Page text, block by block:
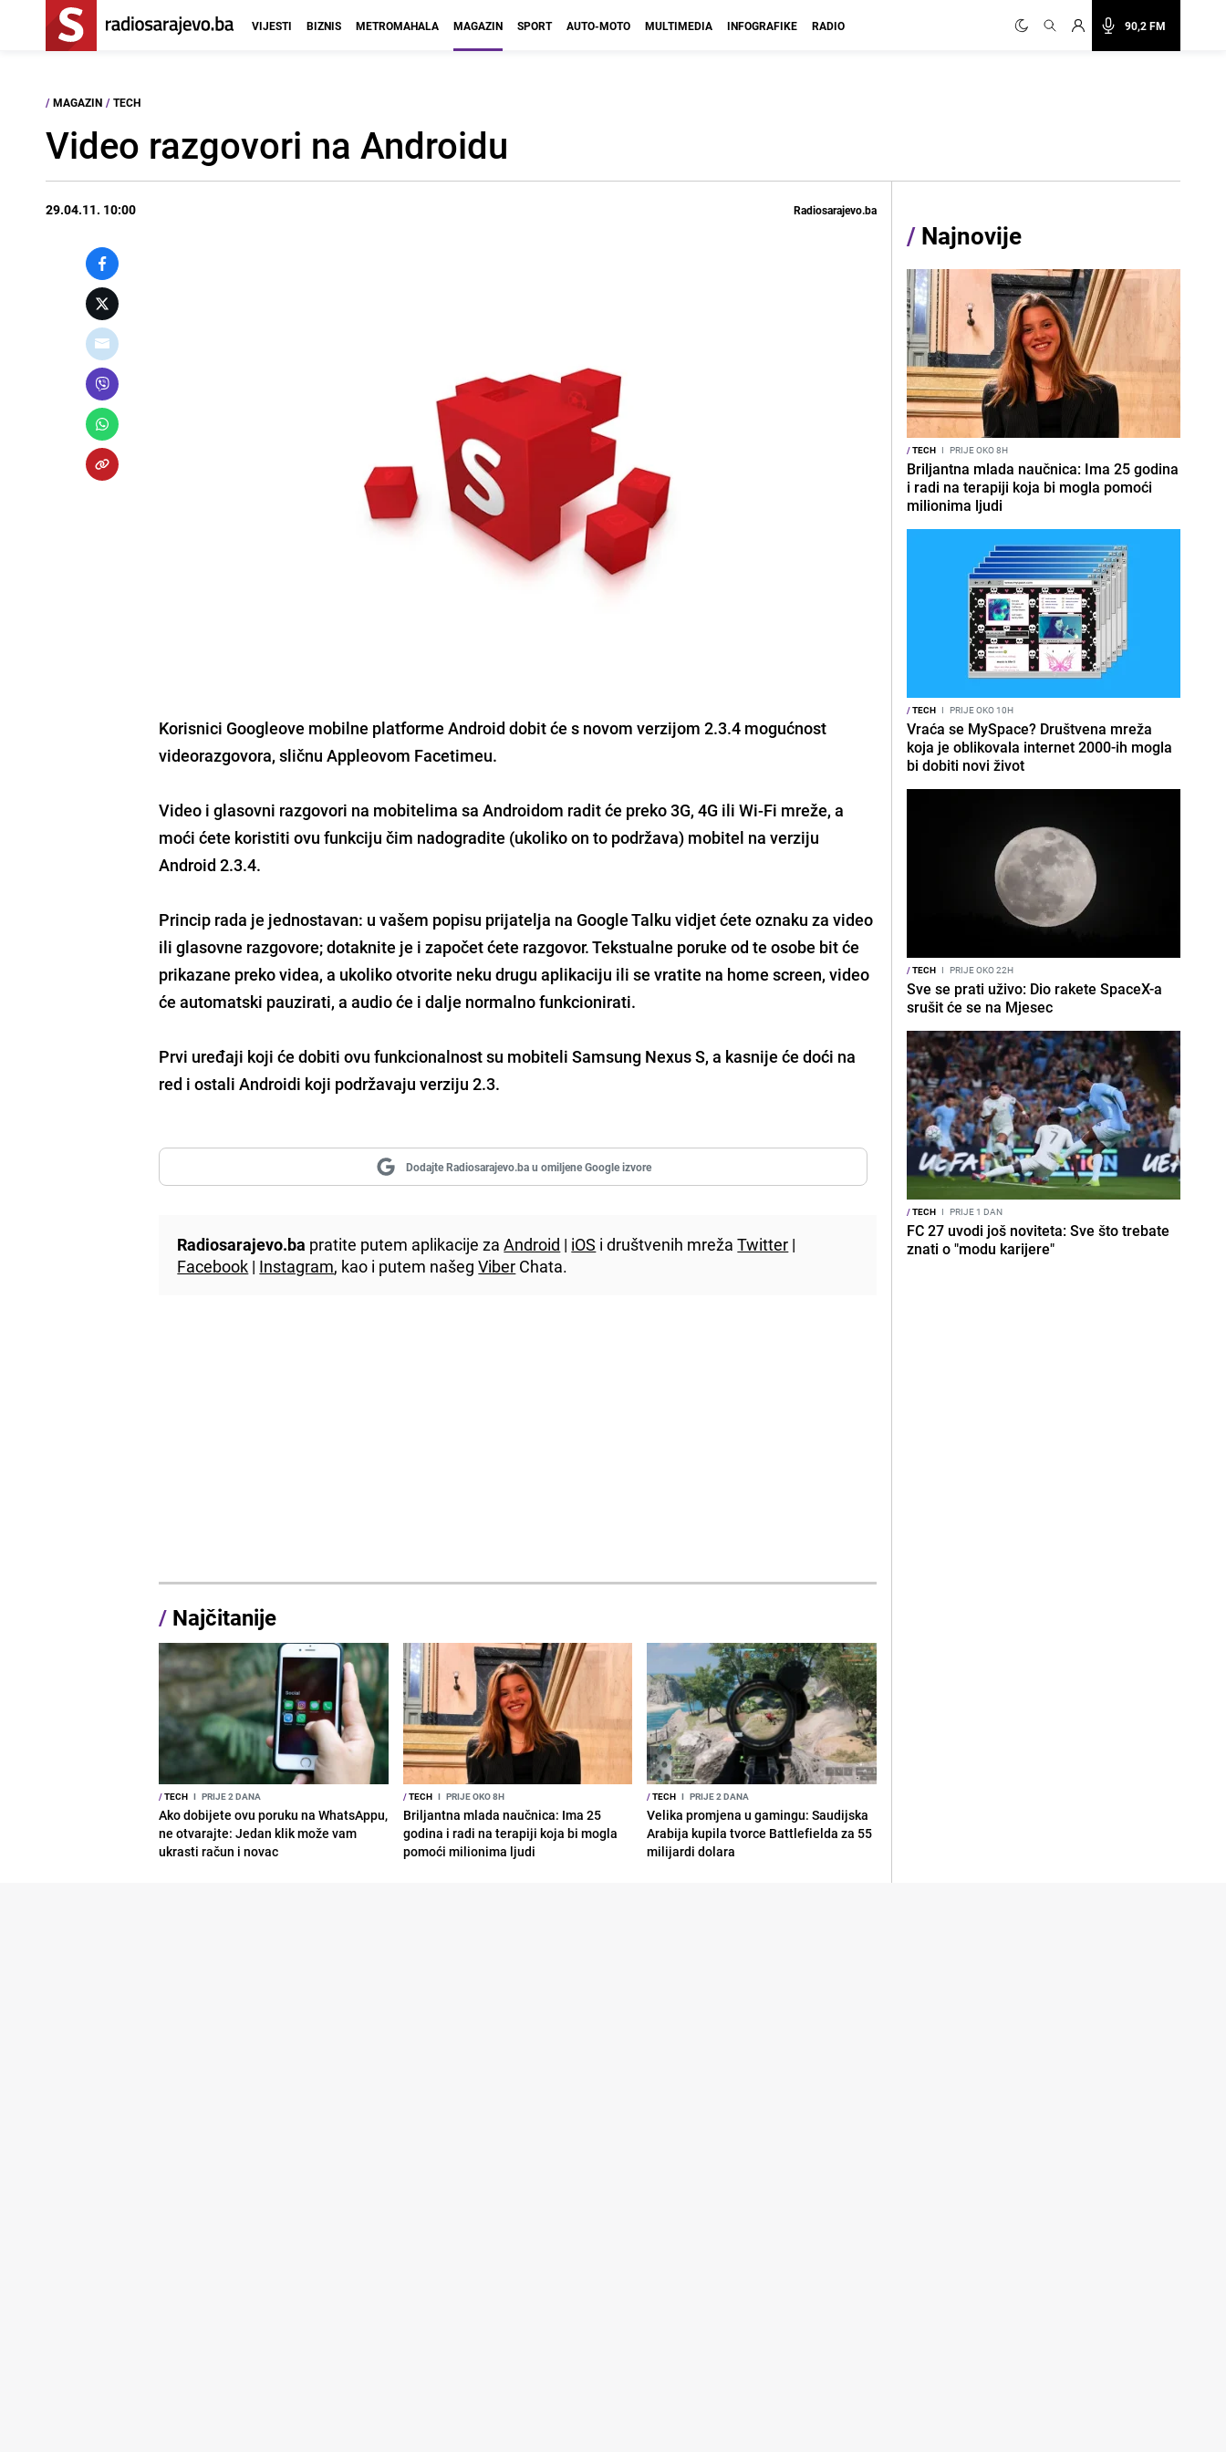
90,2 FM
VIJESTI BIZNIS METROMAHALA MAGAZIN SPORT AUTO-MOTO MULTIMEDIA INFOGRAFIKE RADIO
/ MAGAZIN / TECH
Video razgovori na Androidu
29.04.11. 10:00 Radiosarajevo.ba
Korisnici Googleove mobilne platforme Android dobit će s novom verzijom 2.3.4 mogućnost
videorazgovora, sličnu Appleovom Facetimeu.
Video i glasovni razgovori na mobitelima sa Androidom radit će preko 3G, 4G ili Wi-Fi mreže, a
moći ćete koristiti ovu funkciju čim nadogradite (ukoliko on to podržava) mobitel na verziju
Android 2.3.4.
Princip rada je jednostavan: u vašem popisu prijatelja na Google Talku vidjet ćete oznaku za video
ili glasovne razgovore; dotaknite je i započet ćete razgovor. Tekstualne poruke od te osobe bit će
prikazane preko videa, a ukoliko otvorite neku drugu aplikaciju ili se vratite na home screen, video
će automatski pauzirati, a audio će i dalje normalno funkcionirati.
Prvi uređaji koji će dobiti ovu funkcionalnost su mobiteli Samsung Nexus S, a kasnije će doći na
red i ostali Androidi koji podržavaju verziju 2.3.
Dodajte Radiosarajevo.ba u omiljene Google izvore
Radiosarajevo.ba pratite putem aplikacije zaAndroid | iOS i društvenih mrežaTwitter |
Facebook | Instagram, kao i putem našegViber Chata.
/ Najčitanije
/TECH I PRIJE 2 DANA
Ako dobijete ovu poruku na WhatsAppu,
ne otvarajte: Jedan klik može vam
ukrasti račun i novac
/TECH I PRIJE OKO 8H
Briljantna mlada naučnica: Ima 25
godina i radi na terapiji koja bi mogla
pomoći milionima ljudi
/TECH I PRIJE 2 DANA
Velika promjena u gamingu: Saudijska
Arabija kupila tvorce Battlefielda za 55
milijardi dolara
/ Najnovije
/TECH I PRIJE OKO 8H
Briljantna mlada naučnica: Ima 25 godina
i radi na terapiji koja bi mogla pomoći
milionima ljudi
/TECH I PRIJE OKO 10H
Vraća se MySpace? Društvena mreža
koja je oblikovala internet 2000-ih mogla
bi dobiti novi život
/TECH I PRIJE OKO 22H
Sve se prati uživo: Dio rakete SpaceX-a
srušit će se na Mjesec
/TECH I PRIJE 1 DAN
FC 27 uvodi još noviteta: Sve što trebate
znati o "modu karijere"